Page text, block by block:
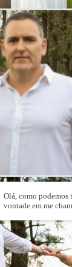
Olá, como podemos
vontade em me